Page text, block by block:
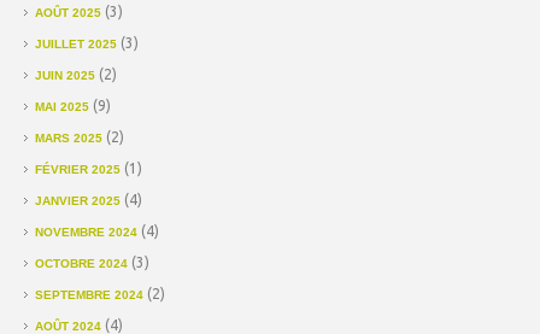
AOÛT 2025 (3)
JUILLET 2025 (3)
JUIN 2025 (2)
MAI 2025 (9)
MARS 2025 (2)
FÉVRIER 2025 (1)
JANVIER 2025 (4)
NOVEMBRE 2024 (4)
OCTOBRE 2024 (3)
SEPTEMBRE 2024 (2)
AOÛT 2024 (4)